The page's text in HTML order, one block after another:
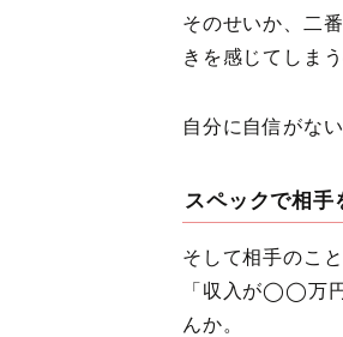
そのせいか、二
きを感じてしまう
自分に自信がな
スペックで相手
そして相手のこ
「収入が◯◯万
んか。